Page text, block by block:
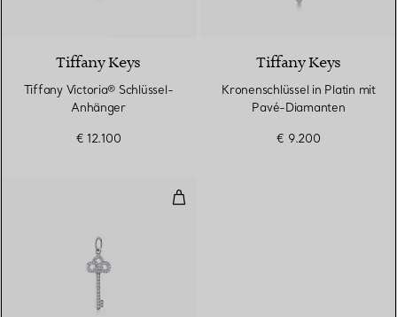
Tiffany Keys
Tiffany Victoria® Schlüssel-
Anhänger
€ 12.100
Tiffany Keys
Kronenschlüssel in Platin mit
Pavé-Diamanten
€ 9.200
Fleur de Lis Schlüssel